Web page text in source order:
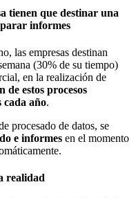
tienen que destinar una
informes
las empresas destinan
(30% de su tiempo)
en la realización de
de estos procesos
cada año.
procesado de datos, se
e informes en el momento
realidad